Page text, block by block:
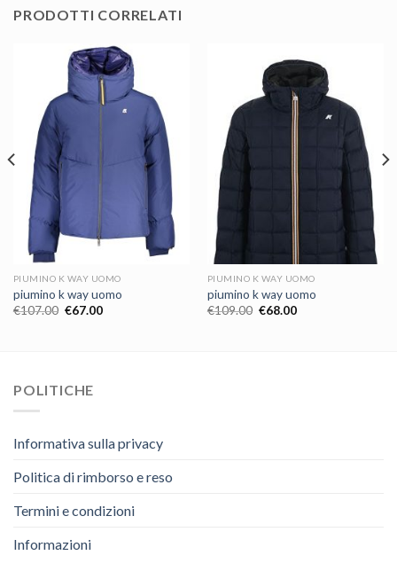
PRODOTTI CORRELATI
PIUMINO K WAY UOMO
piumino k way uomo
€107.00 €67.00
PIUMINO K WAY UOMO
piumino k way uomo
€109.00 €68.00
POLITICHE
Informativa sulla privacy
Politica di rimborso e reso
Termini e condizioni
Informazioni